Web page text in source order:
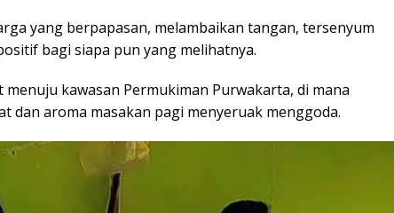
yang berpapasan, melambaikan tangan, tersenyum
bagi siapa pun yang melihatnya.
kawasan Permukiman Purwakarta, di mana
dan aroma masakan pagi menyeruak menggoda.